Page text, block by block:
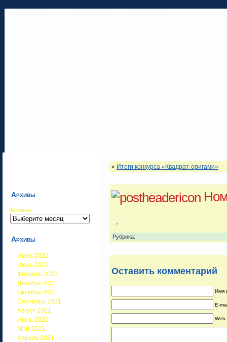
Архивы
Архивы
Архивы
Июль 2022
Июнь 2022
Февраль 2022
Декабрь 2021
Октябрь 2021
Сентябрь 2021
Август 2021
Июнь 2021
Май 2021
Апрель 2021
« Итоги конкурса «Квадрат-оригами»
Рубрика:
Оставить комментарий
Имя
E-